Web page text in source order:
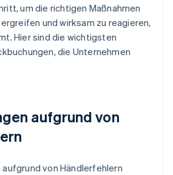
um die richtigen Maßnahmen
und wirksam zu reagieren,
Hier sind die wichtigsten
die Unternehmen
aufgrund von
aufgrund von Händlerfehlern